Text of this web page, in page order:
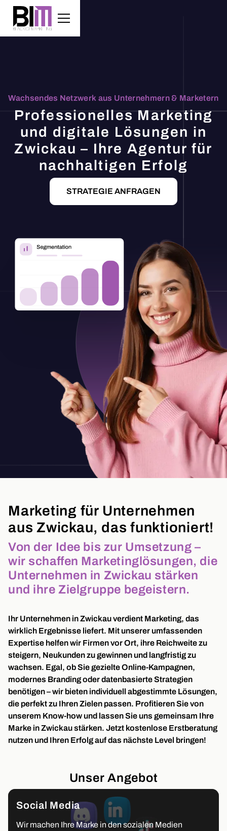
Wachsendes Netzwerk aus Unternehmern & Marketern
Professionelles Marketing
und digitale Lösungen in
Zwickau – Ihre Agentur für
nachhaltigen Erfolg
STRATEGIE ANFRAGEN
Marketing für Unternehmen
aus Zwickau, das funktioniert!
Von der Idee bis zur Umsetzung –
wir schaffen Marketinglösungen, die
Unternehmen in Zwickau stärken
und ihre Zielgruppe begeistern.
Ihr Unternehmen in Zwickau verdient Marketing, das
wirklich Ergebnisse liefert. Mit unserer umfassenden
Expertise helfen wir Firmen vor Ort, ihre Reichweite zu
steigern, Neukunden zu gewinnen und langfristig zu
wachsen. Egal, ob Sie gezielte Online-Kampagnen,
modernes Branding oder datenbasierte Strategien
benötigen – wir bieten individuell abgestimmte Lösungen,
die perfekt zu Ihren Zielen passen. Profitieren Sie von
unserem Know-how und lassen Sie uns gemeinsam Ihre
Marke in Zwickau stärken. Jetzt kostenlose Erstberatung
nutzen und Ihren Erfolg auf das nächste Level bringen!
Unser Angebot
Social Media
Wir machen Ihre Marke in den sozialen Medien